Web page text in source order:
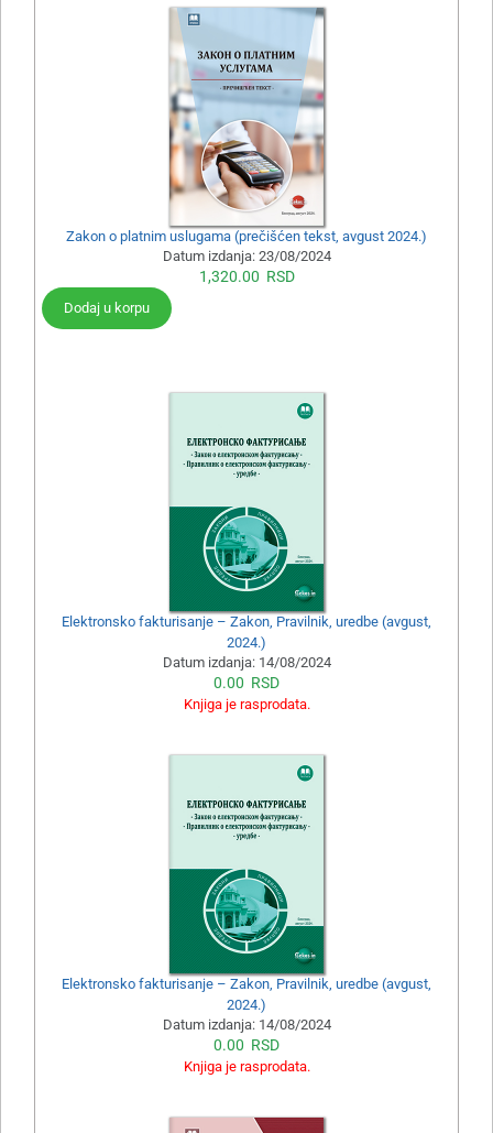
Zakon o platnim uslugama (prečišćen tekst, avgust 2024.)
Datum izdanja: 23/08/2024
1,320.00 RSD
Dodaj u korpu
Elektronsko fakturisanje – Zakon, Pravilnik, uredbe (avgust,
2024.)
Datum izdanja: 14/08/2024
0.00 RSD
Knjiga je rasprodata.
Elektronsko fakturisanje – Zakon, Pravilnik, uredbe (avgust,
2024.)
Datum izdanja: 14/08/2024
0.00 RSD
Knjiga je rasprodata.